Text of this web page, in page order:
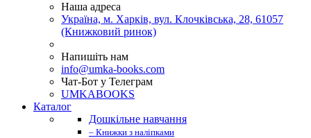
Наша адреса
Україна, м. Харків, вул. Клочківська, 28, 61057
(Книжковий ринок)
Напишіть нам
info@umka-books.com
Чат-Бот у Телеграм
UMKABOOKS
Каталог
Дошкільне навчання
– Книжки з наліпками